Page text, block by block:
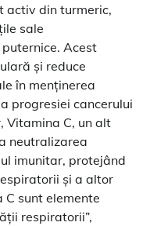
activ din turmeric,
sale
Acest
și reduce
în menținerea
progresiei cancerului
Vitamina C, un alt
neutralizarea
imunitar, protejând
și a altor
C sunt elemente
respiratorii”,